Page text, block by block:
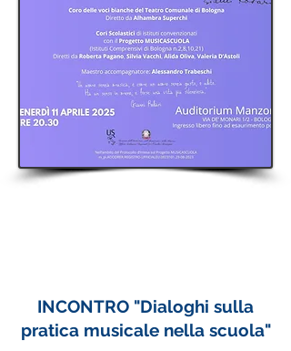
INCONTRO "Dialoghi sulla
pratica musicale nella scuola"